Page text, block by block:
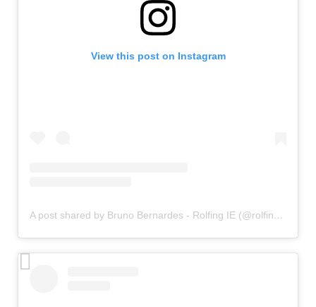
View this post on Instagram
A post shared by Bruno Bernardes - Rolfing IE (@rolfingcombruno)